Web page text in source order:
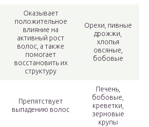
Оказывает
положительное
влияние на
активный рост
волос, а также
помогает
восстановить их
структуру
Орехи, пивные
дрожжи,
хлопья
овсяные,
бобовые
Препятствует
выпадению волос
Печень,
бобовые,
креветки,
зерновые
крупы